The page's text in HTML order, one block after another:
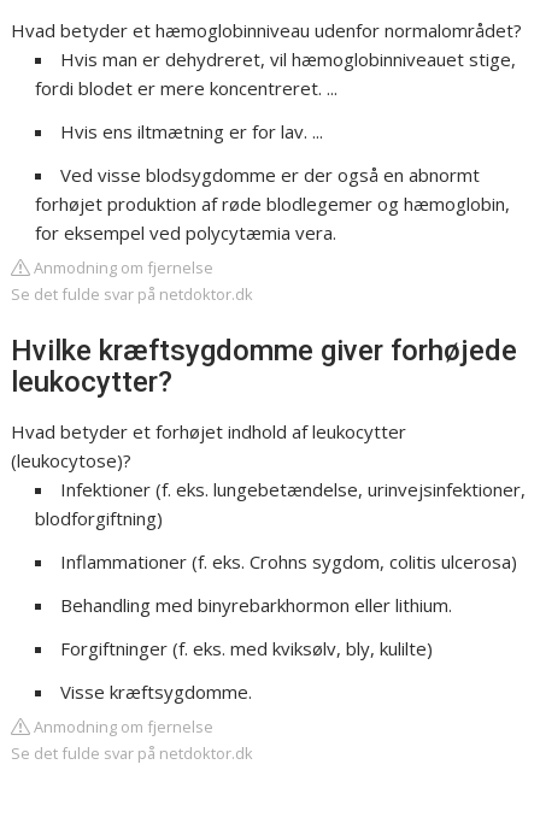
Hvad betyder et hæmoglobinniveau udenfor normalområdet?
Hvis man er dehydreret, vil hæmoglobinniveauet stige,
fordi blodet er mere koncentreret. ...
Hvis ens iltmætning er for lav. ...
Ved visse blodsygdomme er der også en abnormt
forhøjet produktion af røde blodlegemer og hæmoglobin,
for eksempel ved polycytæmia vera.
Anmodning om fjernelse
Se det fulde svar på netdoktor.dk
Hvilke kræftsygdomme giver forhøjede
leukocytter?
Hvad betyder et forhøjet indhold af leukocytter
(leukocytose)?
Infektioner (f. eks. lungebetændelse, urinvejsinfektioner,
blodforgiftning)
Inflammationer (f. eks. Crohns sygdom, colitis ulcerosa)
Behandling med binyrebarkhormon eller lithium.
Forgiftninger (f. eks. med kviksølv, bly, kulilte)
Visse kræftsygdomme.
Anmodning om fjernelse
Se det fulde svar på netdoktor.dk